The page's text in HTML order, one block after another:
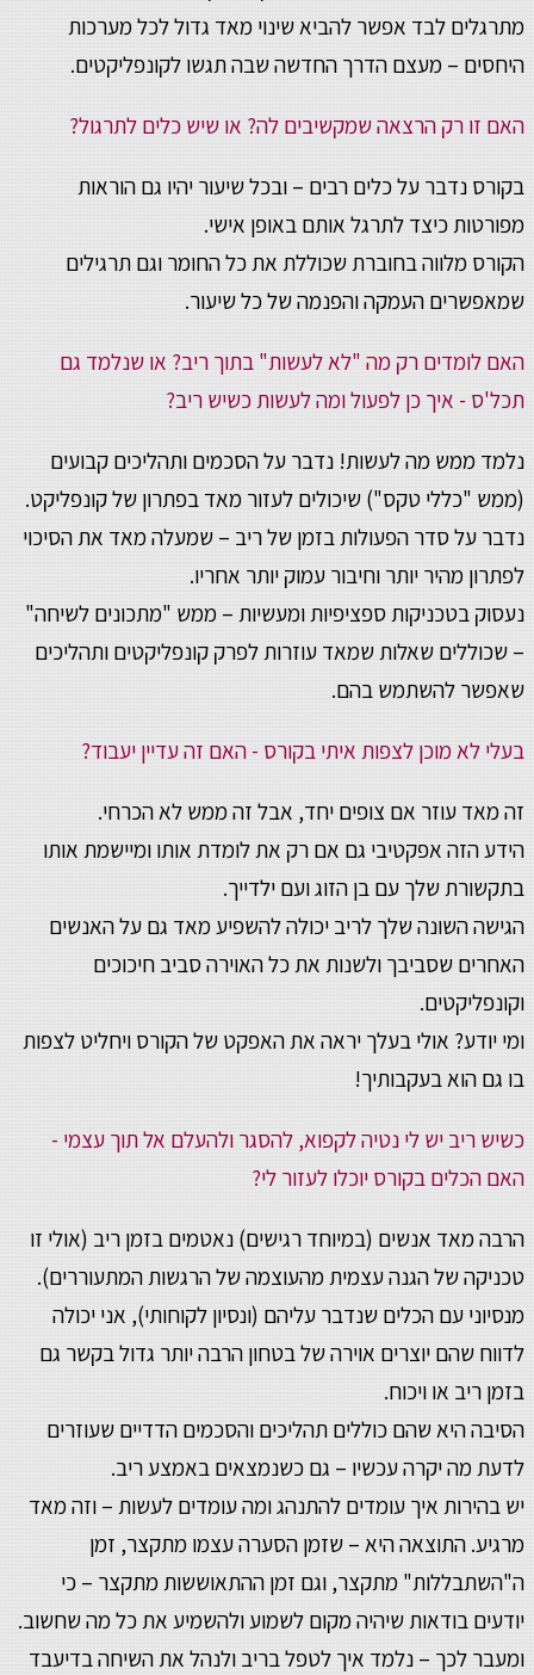
מתרגלים לבד אפשר להביא שינוי מאד גדול לכל מערכות
היחסים – מעצם הדרך החדשה שבה תגשו לקונפליקטים.
האם זו רק הרצאה שמקשיבים לה? או שיש כלים לתרגול?
בקורס נדבר על כלים רבים – ובכל שיעור יהיו גם הוראות
מפורטות כיצד לתרגל אותם באופן אישי.
הקורס מלווה בחוברת שכוללת את כל החומר וגם תרגילים
שמאפשרים העמקה והפנמה של כל שיעור.
האם לומדים רק מה "לא לעשות" בתוך ריב? או שנלמד גם
תכל'ס - איך כן לפעול ומה לעשות כשיש ריב?
נלמד ממש מה לעשות! נדבר על הסכמים ותהליכים קבועים
(ממש "כללי טקס") שיכולים לעזור מאד בפתרון של קונפליקט.
נדבר על סדר הפעולות בזמן של ריב – שמעלה מאד את הסיכוי
לפתרון מהיר יותר וחיבור עמוק יותר אחריו.
נעסוק בטכניקות ספציפיות ומעשיות – ממש "מתכונים לשיחה"
– שכוללים שאלות שמאד עוזרות לפרק קונפליקטים ותהליכים
שאפשר להשתמש בהם.
בעלי לא מוכן לצפות איתי בקורס - האם זה עדיין יעבוד?
זה מאד עוזר אם צופים יחד, אבל זה ממש לא הכרחי.
הידע הזה אפקטיבי גם אם רק את לומדת אותו ומיישמת אותו
בתקשורת שלך עם בן הזוג ועם ילדייך.
הגישה השונה שלך לריב יכולה להשפיע מאד גם על האנשים
האחרים שסביבך ולשנות את כל האוירה סביב חיכוכים
וקונפליקטים.
ומי יודע? אולי בעלך יראה את האפקט של הקורס ויחליט לצפות
בו גם הוא בעקבותיך!
כשיש ריב יש לי נטיה לקפוא, להסגר ולהעלם אל תוך עצמי -
האם הכלים בקורס יוכלו לעזור לי?
הרבה מאד אנשים (במיוחד רגישים) נאטמים בזמן ריב (אולי זו
טכניקה של הגנה עצמית מהעוצמה של הרגשות המתעוררים).
מנסיוני עם הכלים שנדבר עליהם (ונסיון לקוחותי), אני יכולה
לדווח שהם יוצרים אוירה של בטחון הרבה יותר גדול בקשר גם
בזמן ריב או ויכוח.
הסיבה היא שהם כוללים תהליכים והסכמים הדדיים שעוזרים
לדעת מה יקרה עכשיו – גם כשנמצאים באמצע ריב.
יש בהירות איך עומדים להתנהג ומה עומדים לעשות – וזה מאד
מרגיע. התוצאה היא – שזמן הסערה עצמו מתקצר, זמן
ה"השתבללות" מתקצר, וגם זמן ההתאוששות מתקצר – כי
יודעים בודאות שיהיה מקום לשמוע ולהשמיע את כל מה שחשוב.
ומעבר לכך – נלמד איך לטפל בריב ולנהל את השיחה בדיעבד